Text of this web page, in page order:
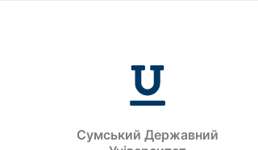
Сумський Державний